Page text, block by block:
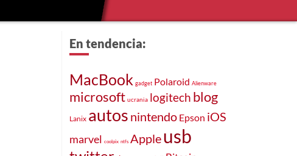
En tendencia:
MacBook gadget Polaroid Alienware
microsoft ucrania logitech blog
Lanix autos nintendo Epson iOS
marvel coolpix ntfs Appleusb